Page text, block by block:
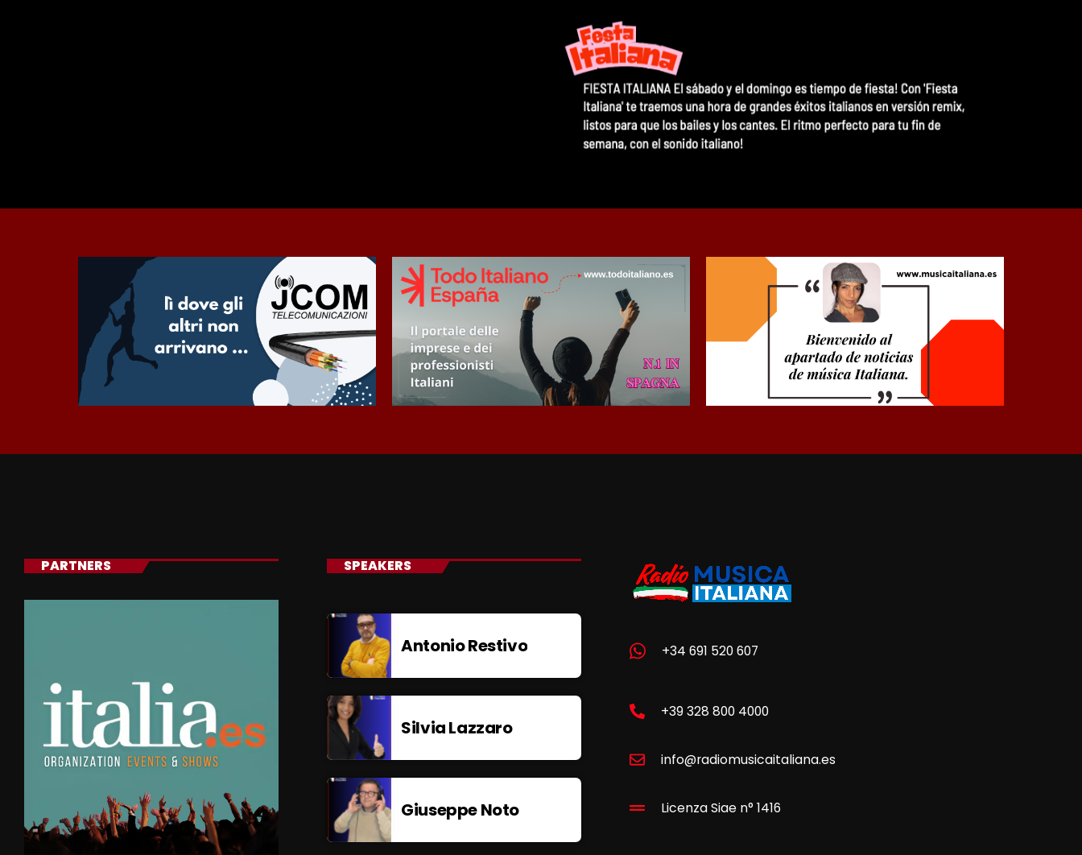
PARTNERS SPEAKERS
Antonio Restivo
Silvia Lazzaro
Giuseppe Noto
+34 691 520 607
+39 328 800 4000
info@radiomusicaitaliana.es
Licenza Siae n° 1416